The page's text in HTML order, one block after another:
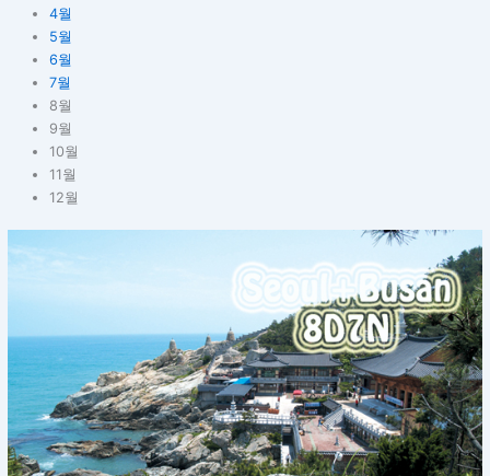
4월
5월
6월
7월
8월
9월
10월
11월
12월